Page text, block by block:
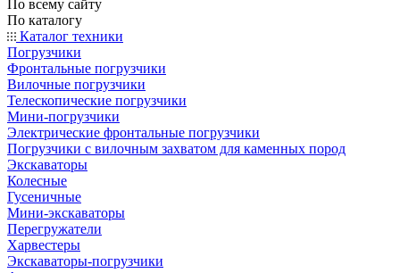
По всему сайту
По каталогу
Каталог техники
Погрузчики
Фронтальные погрузчики
Вилочные погрузчики
Телескопические погрузчики
Мини-погрузчики
Электрические фронтальные погрузчики
Погрузчики с вилочным захватом для каменных пород
Экскаваторы
Колесные
Гусеничные
Мини-экскаваторы
Перегружатели
Харвестеры
Экскаваторы-погрузчики